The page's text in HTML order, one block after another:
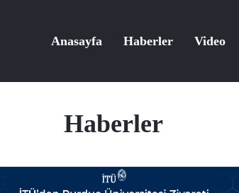
Anasayfa Haberler Video
Haberler